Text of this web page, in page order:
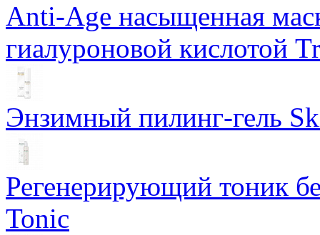
Anti-Age насыщенная
гиалуроновой кислотой
Энзимный пилинг-гель
Регенерирующий тоник
Tonic